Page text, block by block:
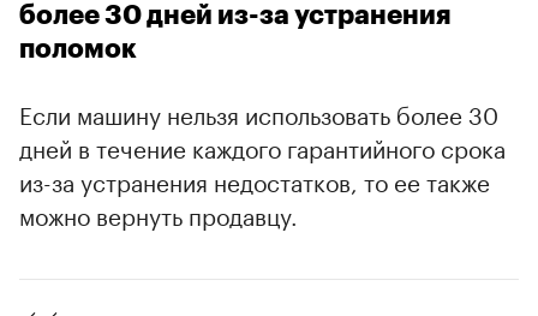
более 30 дней из-за устранения
поломок
Если машину нельзя использовать более 30
дней в течение каждого гарантийного срока
из-за устранения недостатков, то ее также
можно вернуть продавцу.